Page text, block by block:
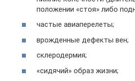
положении «стоя» либо
частые авиаперелеты;
врожденные дефекты вен;
склеродермия;
«сидячий» образ жизни;